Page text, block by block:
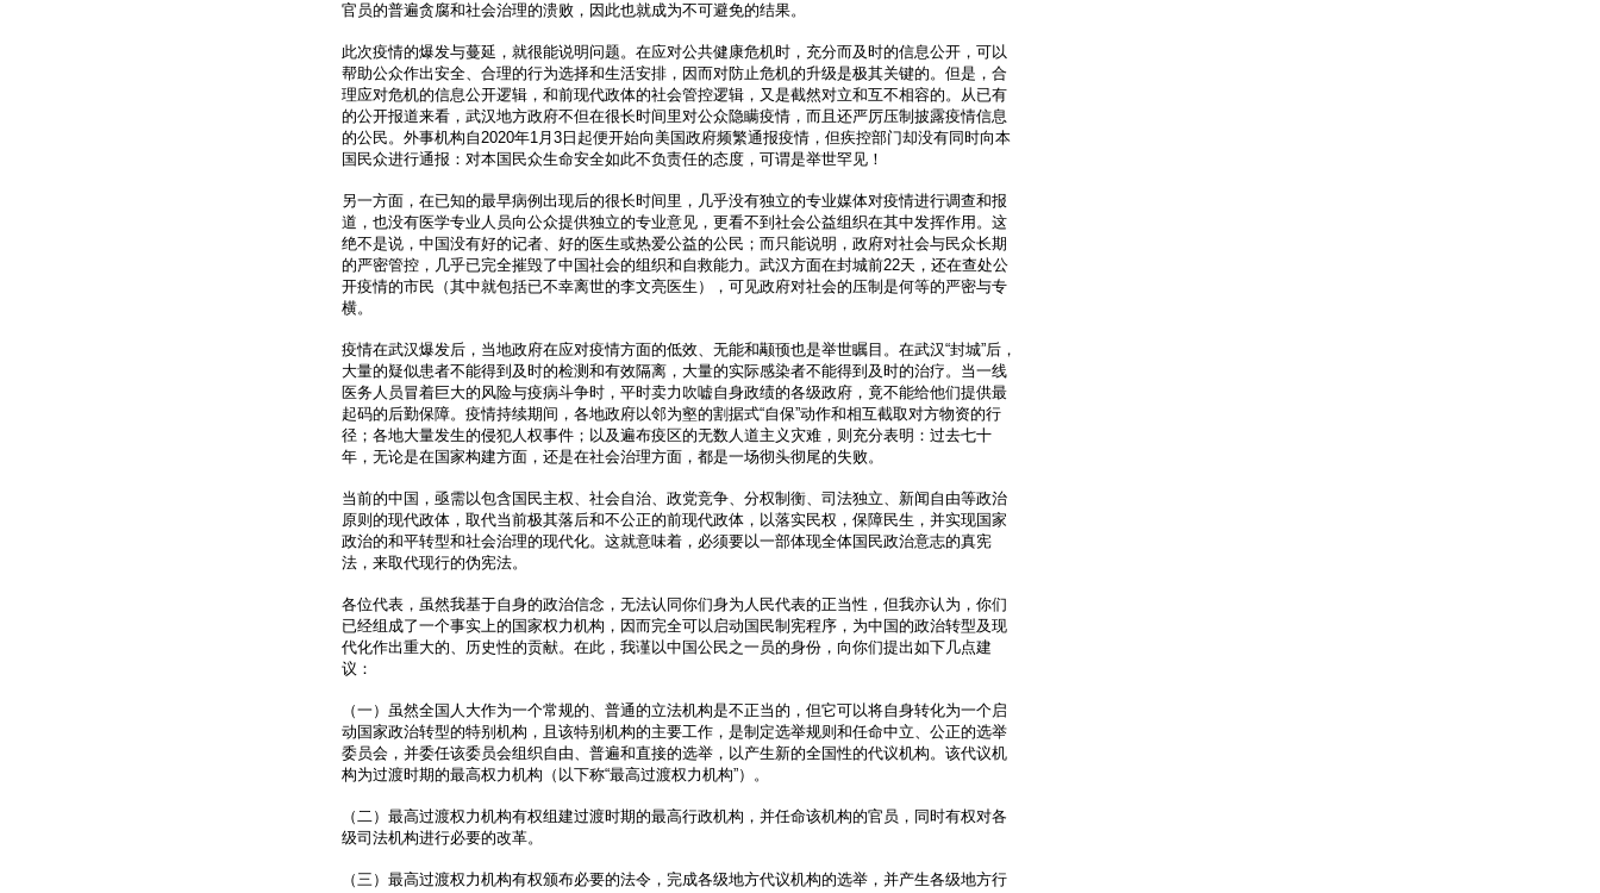
官员的普遍贪腐和社会治理的溃败，因此也就成为不可避免的结果。
此次疫情的爆发与蔓延，就很能说明问题。在应对公共健康危机时，充分而及时的信息公开，可以
帮助公众作出安全、合理的行为选择和生活安排，因而对防止危机的升级是极其关键的。但是，合
理应对危机的信息公开逻辑，和前现代政体的社会管控逻辑，又是截然对立和互不相容的。从已有
的公开报道来看，武汉地方政府不但在很长时间里对公众隐瞒疫情，而且还严厉压制披露疫情信息
的公民。外事机构自2020年1月3日起便开始向美国政府频繁通报疫情，但疾控部门却没有同时向本
国民众进行通报：对本国民众生命安全如此不负责任的态度，可谓是举世罕见！
另一方面，在已知的最早病例出现后的很长时间里，几乎没有独立的专业媒体对疫情进行调查和报
道，也没有医学专业人员向公众提供独立的专业意见，更看不到社会公益组织在其中发挥作用。这
绝不是说，中国没有好的记者、好的医生或热爱公益的公民；而只能说明，政府对社会与民众长期
的严密管控，几乎已完全摧毁了中国社会的组织和自救能力。武汉方面在封城前22天，还在查处公
开疫情的市民（其中就包括已不幸离世的李文亮医生），可见政府对社会的压制是何等的严密与专
横。
疫情在武汉爆发后，当地政府在应对疫情方面的低效、无能和颟顸也是举世瞩目。在武汉“封城”后，
大量的疑似患者不能得到及时的检测和有效隔离，大量的实际感染者不能得到及时的治疗。当一线
医务人员冒着巨大的风险与疫病斗争时，平时卖力吹嘘自身政绩的各级政府，竟不能给他们提供最
起码的后勤保障。疫情持续期间，各地政府以邻为壑的割据式“自保”动作和相互截取对方物资的行
径；各地大量发生的侵犯人权事件；以及遍布疫区的无数人道主义灾难，则充分表明：过去七十
年，无论是在国家构建方面，还是在社会治理方面，都是一场彻头彻尾的失败。
当前的中国，亟需以包含国民主权、社会自治、政党竞争、分权制衡、司法独立、新闻自由等政治
原则的现代政体，取代当前极其落后和不公正的前现代政体，以落实民权，保障民生，并实现国家
政治的和平转型和社会治理的现代化。这就意味着，必须要以一部体现全体国民政治意志的真宪
法，来取代现行的伪宪法。
各位代表，虽然我基于自身的政治信念，无法认同你们身为人民代表的正当性，但我亦认为，你们
已经组成了一个事实上的国家权力机构，因而完全可以启动国民制宪程序，为中国的政治转型及现
代化作出重大的、历史性的贡献。在此，我谨以中国公民之一员的身份，向你们提出如下几点建
议：
（一）虽然全国人大作为一个常规的、普通的立法机构是不正当的，但它可以将自身转化为一个启
动国家政治转型的特别机构，且该特别机构的主要工作，是制定选举规则和任命中立、公正的选举
委员会，并委任该委员会组织自由、普遍和直接的选举，以产生新的全国性的代议机构。该代议机
构为过渡时期的最高权力机构（以下称“最高过渡权力机构”）。
（二）最高过渡权力机构有权组建过渡时期的最高行政机构，并任命该机构的官员，同时有权对各
级司法机构进行必要的改革。
（三）最高过渡权力机构有权颁布必要的法令，完成各级地方代议机构的选举，并产生各级地方行